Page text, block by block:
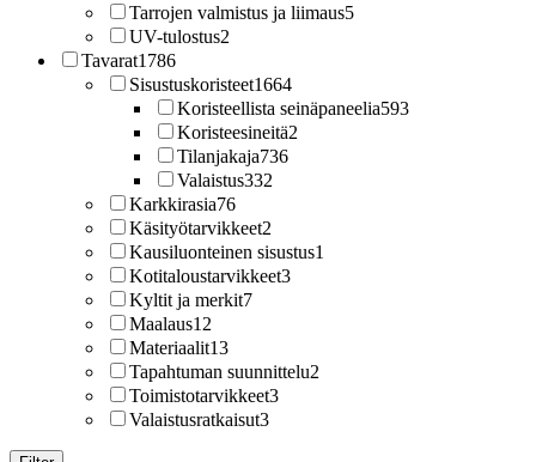
Tarrojen valmistus ja liimaus5
UV-tulostus2
Tavarat1786
Sisustuskoristeet1664
Koristeellista seinäpaneelia593
Koristeesineitä2
Tilanjakaja736
Valaistus332
Karkkirasia76
Käsityötarvikkeet2
Kausiluonteinen sisustus1
Kotitaloustarvikkeet3
Kyltit ja merkit7
Maalaus12
Materiaalit13
Tapahtuman suunnittelu2
Toimistotarvikkeet3
Valaistusratkaisut3